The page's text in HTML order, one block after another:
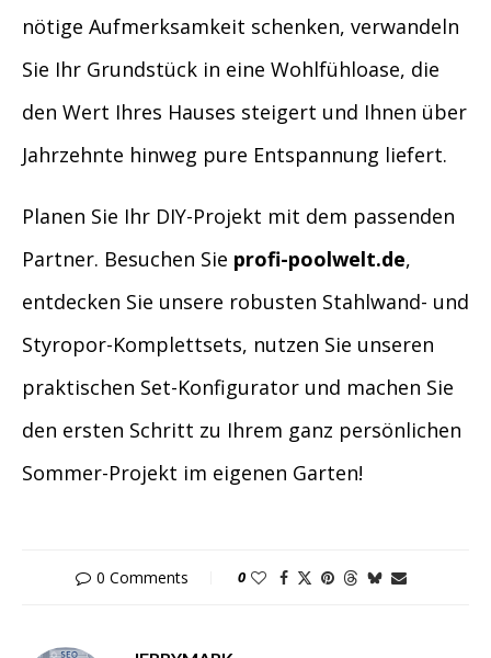
nötige Aufmerksamkeit schenken, verwandeln
Sie Ihr Grundstück in eine Wohlfühloase, die
den Wert Ihres Hauses steigert und Ihnen über
Jahrzehnte hinweg pure Entspannung liefert.
Planen Sie Ihr DIY-Projekt mit dem passenden
Partner. Besuchen Sie profi-poolwelt.de,
entdecken Sie unsere robusten Stahlwand- und
Styropor-Komplettsets, nutzen Sie unseren
praktischen Set-Konfigurator und machen Sie
den ersten Schritt zu Ihrem ganz persönlichen
Sommer-Projekt im eigenen Garten!
0 Comments 0